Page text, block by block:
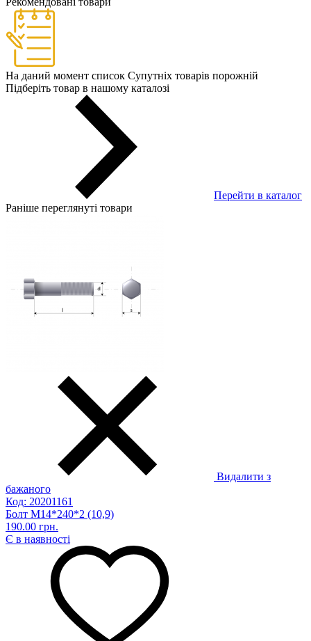
На даний момент список Супутніх товарів порожній
Підберіть товар в нашому каталозі
Перейти в каталог
Раніше переглянуті товари
Видалити з
бажаного
Код: 20201161
Болт М14*240*2 (10,9)
190.00 грн.
Є в наявності